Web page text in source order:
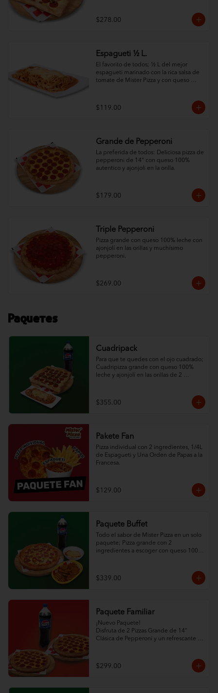
$278.00
Espagueti ½ L.
El favorito de todos; ½ L del mejor
espagueti marinado con la rica salsa de
tomate de Mister Pizza y con queso
$119.00
Grande de Pepperoni
La preferida de todos: Deliciosa pizza de
pepperoni de 14" con queso 100%
autentico y ajonjoli en la orilla.
$179.00
Triple Pepperoni
Pizza grande con queso 100% leche con
ajonjolí en las orillas y muchísimo
pepperoni.
$269.00
Paquetes
Cuadripack
Para que te quedes con el ojo cuadrado;
Cuadripizza grande con queso 100%
leche y ajonjolí en las orillas de 2
Pepsi de 1.5 L.
$355.00
Pakete Fan
Pizza individual con 2 ingredientes, 1/4L
de Espagueti y Una Orden de Papas a la
Francesa.
$129.00
Paquete Buffet
Todo el sabor de Mister Pizza en un solo
paquete; Pizza grande con 2
ingredientes a escoger con queso 100%
criss cut horneadas y refresco de la
familia Pepsi de 1.5L.
$339.00
Paquete Familiar
¡Nuevo Paquete!
Disfruta de 2 Pizzas Grande de 14"
Clásica de Pepperoni y un refrescante
$299.00